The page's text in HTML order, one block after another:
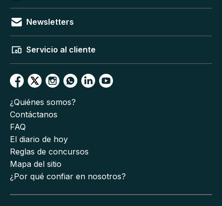
Newsletters
Servicio al cliente
¿Quiénes somos?
Contáctanos
FAQ
El diario de hoy
Reglas de concursos
Mapa del sitio
¿Por qué confiar en nosotros?